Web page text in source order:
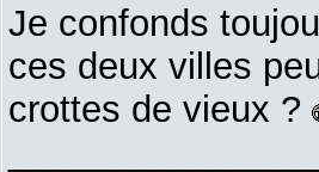
Je confonds
ces deux villes
crottes de vieux ?